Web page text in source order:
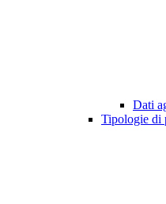
Dati
Tipologie di